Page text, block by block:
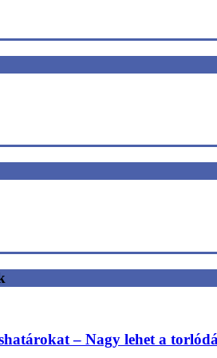
– Nagy lehet a